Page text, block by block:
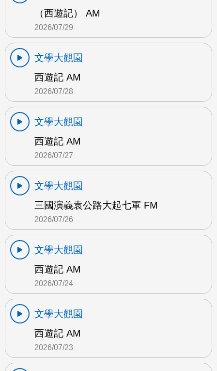
（西遊記） AM
2026/07/29
文學大觀園
西遊記 AM
2026/07/28
文學大觀園
西遊記 AM
2026/07/27
文學大觀園
三國演義袁公路大起七軍 FM
2026/07/26
文學大觀園
西遊記 AM
2026/07/24
文學大觀園
西遊記 AM
2026/07/23